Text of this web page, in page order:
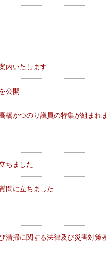
内いたします
公開
橋かつのり議員の特集が組まれ
ちました
問に立ちました
清掃に関する法律及び災害対策